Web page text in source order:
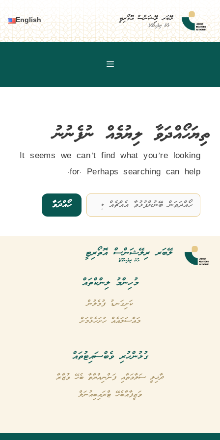
to
content
English ލޭބަރ ރިލޭޝަންސް އޮތޯރިޓީ
މާލެ، ދިވެހިރާއްޖެ
ތިޔަހޯއްދަވާ ލިޔުމެއް ނުފެނުނު
It seems we can’t find what you’re looking
for. Perhaps searching can help.
Search
for:
ލޭބަރ ރިލޭޝަންސް އޮތޯރިޓީ
މާލެ، ދިވެހިރާއްޖެ
މުހިންމު ލިންކްތައް
ކަށިގަނޑު ފުމެލުން
މައްސަލައެއް ހުށަހެޅުމަށް
ގުޅުންހުރި ވެބްސައިޓުތައް
ދާޚިލީ ސަލާމަތާއި ފަންނިއްޔާތާ ބެހޭ ވުޒާރާ
ވަޒީފާއާބެހޭ ޓްރައިބިއުނަލް